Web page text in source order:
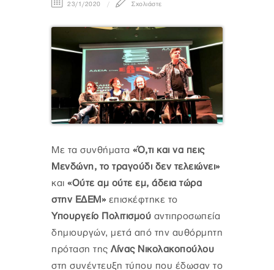
23/1/2020 Σχολιάστε
Με τα συνθήματα «Ό,τι και να πεις
Μενδώνη, το τραγούδι δεν τελειώνει»
και «Ούτε αμ ούτε εμ, άδεια τώρα
στην ΕΔΕΜ» επισκέφτηκε το
Υπουργείο Πολιτισμού αντιπροσωπεία
δημιουργών, μετά από την αυθόρμητη
πρόταση της Λίνας Νικολακοπούλου
στη συνέντευξη τύπου που έδωσαν το